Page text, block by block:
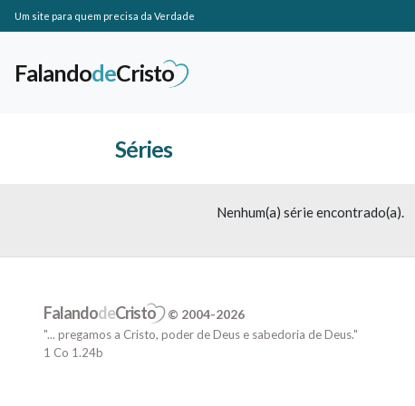
Um site para quem precisa da Verdade
FalandodeCristo
Séries
Nenhum(a) série encontrado(a).
FalandodeCristo © 2004-2026
"... pregamos a Cristo, poder de Deus e sabedoria de Deus."
1 Co 1.24b